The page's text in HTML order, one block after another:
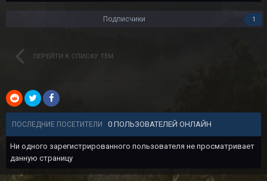
Подписчики 1
ПЕРЕЙТИ К СПИСКУ ТЕМ
ПОСЛЕДНИЕ ПОСЕТИТЕЛИ 0 ПОЛЬЗОВАТЕЛЕЙ ОНЛАЙН
Ни одного зарегистрированного пользователя не просматривает
данную страницу